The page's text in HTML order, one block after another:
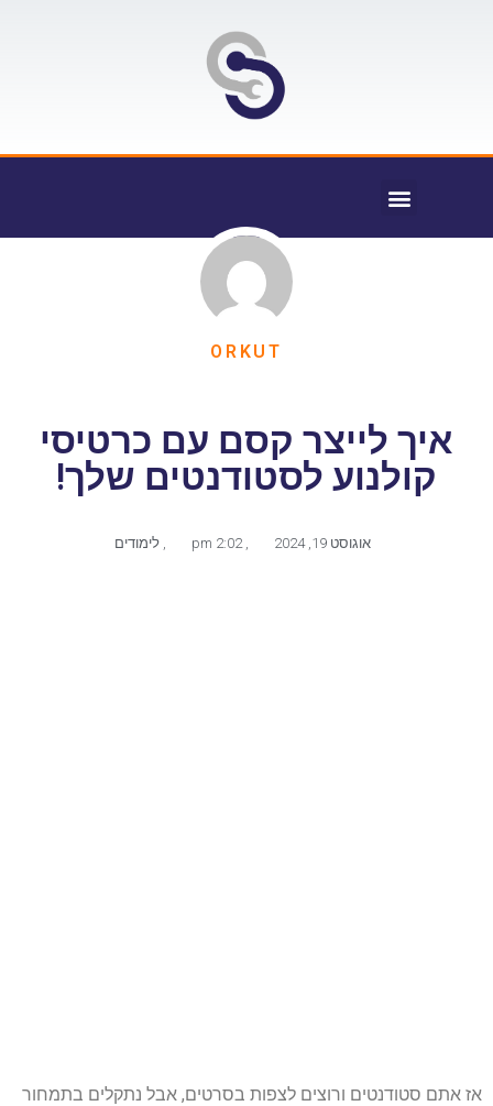
ORKUT
איך לייצר קסם עם כרטיסי
קולנוע לסטודנטים שלך!
אוגוסט 19, 2024 ,
2:02 pm
, לימודים
אז אתם סטודנטים ורוצים לצפות בסרטים, אבל נתקלים בתמחור